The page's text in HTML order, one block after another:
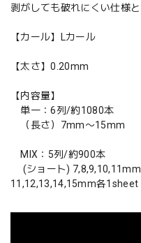
剥がしても破れにくい仕様と
【カール】Lカール
【太さ】0.20mm
【内容量】
単一：6列/約1080本
（長さ）7mm〜15mm
MIX：5列/約900本
(ショート)
11,12,13,14,15mm各1sheet